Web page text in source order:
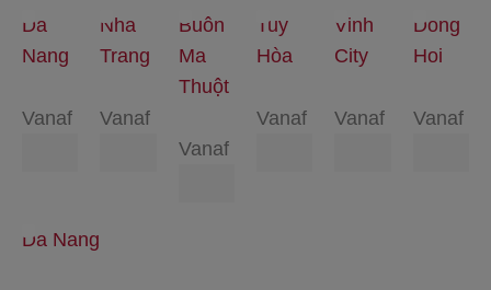
Da
Nang
Vanaf
Nha
Trang
Vanaf
Buôn
Ma
Thuột
Vanaf
Tuy
Hòa
Vanaf
Vinh
City
Vanaf
Dong
Hoi
Vanaf
Da Nang